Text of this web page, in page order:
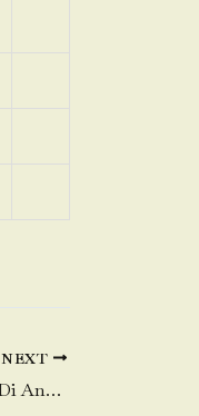
NEXT
Toko Daging Sapi terdekat Di Ancol Pasir-Jambe-Tangerang